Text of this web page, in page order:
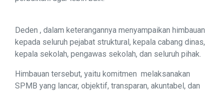
Deden , dalam keterangannya menyampaikan himbauan
kepada seluruh pejabat struktural, kepala cabang dinas,
kepala sekolah, pengawas sekolah, dan seluruh pihak.
Himbauan tersebut, yaitu komitmen melaksanakan
SPMB yang lancar, objektif, transparan, akuntabel, dan